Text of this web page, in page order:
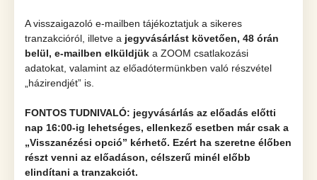
A visszaigazoló e-mailben tájékoztatjuk a sikeres
tranzakcióról, illetve a jegyvásárlást követően, 48 órán
belül, e-mailben elküldjük a ZOOM csatlakozási
adatokat, valamint az előadótermünkben való részvétel
„házirendjét” is.
FONTOS TUDNIVALÓ: jegyvásárlás az előadás előtti
nap 16:00-ig lehetséges, ellenkező esetben már csak a
„Visszanézési opció” kérhető. Ezért ha szeretne élőben
részt venni az előadáson, célszerű minél előbb
elindítani a tranzakciót.